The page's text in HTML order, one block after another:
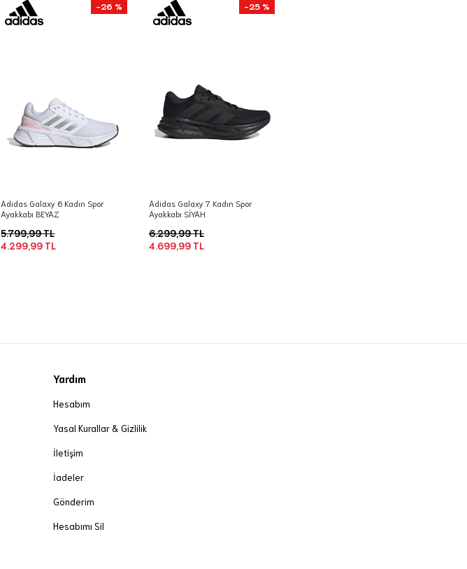
-26 %
Adidas Galaxy 6 Kadın Spor
Ayakkabı BEYAZ
4.299,99 TL
5.799,99 TL
-25 %
Adidas Galaxy 7 Kadın Spor
Ayakkabı SİYAH
4.699,99 TL
6.299,99 TL
Yardım
Hesabım
Yasal Kurallar & Gizlilik
İletişim
İadeler
Gönderim
Hesabımı Sil